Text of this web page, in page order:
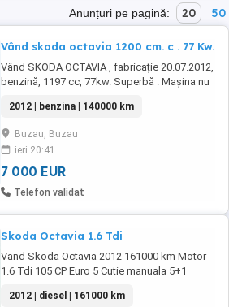
Anunțuri pe pagină: 20 50
Vând skoda octavia 1200 cm. c . 77 Kw.
Vând SKODA OCTAVIA , fabricație 20.07.2012,
benzină, 1197 cc, 77kw. Superbă . Mașina nu
cu husă de protecție, toate reviziile la zi . ITP ,
RCA , taxa de drum în termen - încă un an. Are
cârlig de remorcă, cauciucuri vară iarnă - pe
jante. ( 4 jante ...
2012 | benzina | 140000 km
Buzau, Buzau
ieri 20:41
7 000 EUR
Telefon validat
Skoda Octavia 1.6 Tdi
Vand Skoda Octavia 2012 161000 km Motor
1.6 Tdi 105 CP Euro 5 Cutie manuala 5+1
AUX Faruri ceata Geamuri electrice fata
2012 | diesel | 161000 km